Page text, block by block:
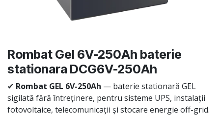
Rombat Gel 6V-250Ah baterie
stationara DCG6V-250Ah
✔ Rombat GEL 6V-250Ah — baterie stationară GEL
sigilată fără întreținere, pentru sisteme UPS, instalații
fotovoltaice, telecomunicații și stocare energie off-grid.